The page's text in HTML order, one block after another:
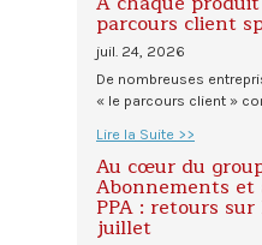
parcours client
juil. 24, 2026
De nombreuses
« le parcours client »
Lire la Suite >>
Au cœur du
Abonnements et
PPA : retours
juillet